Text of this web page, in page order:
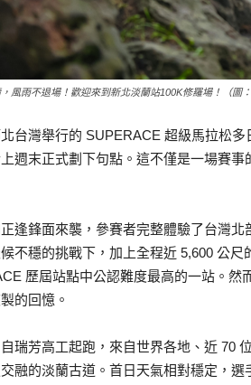
風雨不退場！歡迎來到新北淡蘭站100K修羅場！（圖：
台灣舉行的 SUPERACE 超級馬拉松
週末正式劃下句點。這不僅是一場賽
逢鋒面來襲，參賽者完整體驗了台灣
不穩的挑戰下，加上全程近 5,600 公
歷屆站點中公認難度最高的一站。然
的回憶。
瑞芳高工起跑，來自世界各地、近 70
融的淡蘭古道。首日天氣相對穩定，